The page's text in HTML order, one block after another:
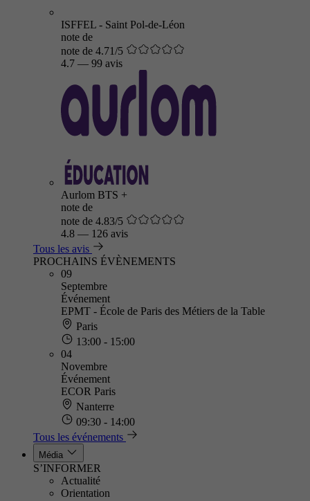
ISFFEL - Saint Pol-de-Léon
note de
note de 4.71/5
4.7 — 99 avis
Aurlom BTS +
note de
note de 4.83/5
4.8 — 126 avis
Tous les avis
PROCHAINS ÉVÈNEMENTS
09
Septembre
Événement
EPMT - École de Paris des Métiers de la Table
Paris
13:00 - 15:00
04
Novembre
Événement
ECOR Paris
Nanterre
09:30 - 14:00
Tous les événements
Média
S’INFORMER
Actualité
Orientation